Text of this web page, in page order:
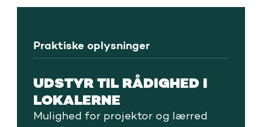
Praktiske oplysninger
UDSTYR TIL RÅDIGHED I
LOKALERNE
Mulighed for projektor og lærred